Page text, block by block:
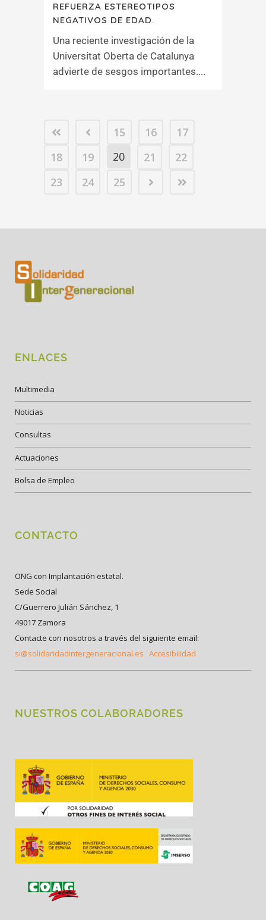
REFUERZA ESTEREOTIPOS
NEGATIVOS DE EDAD.
Una reciente investigación de la
Universitat Oberta de Catalunya
advierte de sesgos importantes....
15 16
17
18
19 20 21
22
23
24 25
ENLACES
Multimedia
Noticias
Consultas
Actuaciones
Bolsa de Empleo
CONTACTO
ONG con Implantación estatal.
Sede Social
C/Guerrero Julián Sánchez, 1
49017 Zamora
Contacte con nosotros a través del siguiente email:
si@solidaridadintergeneracional.es Accesibilidad
NUESTROS COLABORADORES